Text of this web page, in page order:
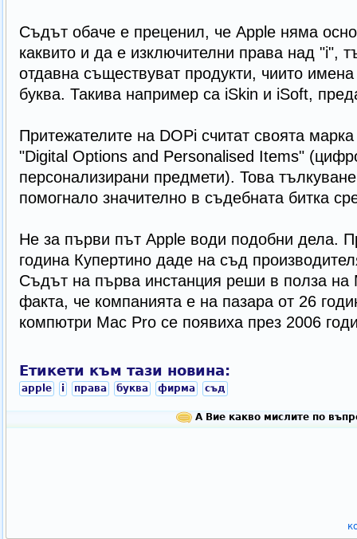
Съдът обаче е преценил, че Apple няма
каквито и да е изключителни права над "i",
отдавна съществуват продукти, чиито
буква. Такива например са iSkin и iSoft,
Притежателите на DOPi считат своята
"Digital Options and Personalised Items"
персонализирани предмети). Това
помогнало значително в съдебната битка
Не за първи път Apple води подобни дела.
година Купертино даде на съд
Съдът на първа инстанция реши в полза на
факта, че компанията е на пазара от 26
компютри Mac Pro се появиха през 2006
Етикети към тази новина:
apple i права буква фирма съд
А Вие какво мислите по